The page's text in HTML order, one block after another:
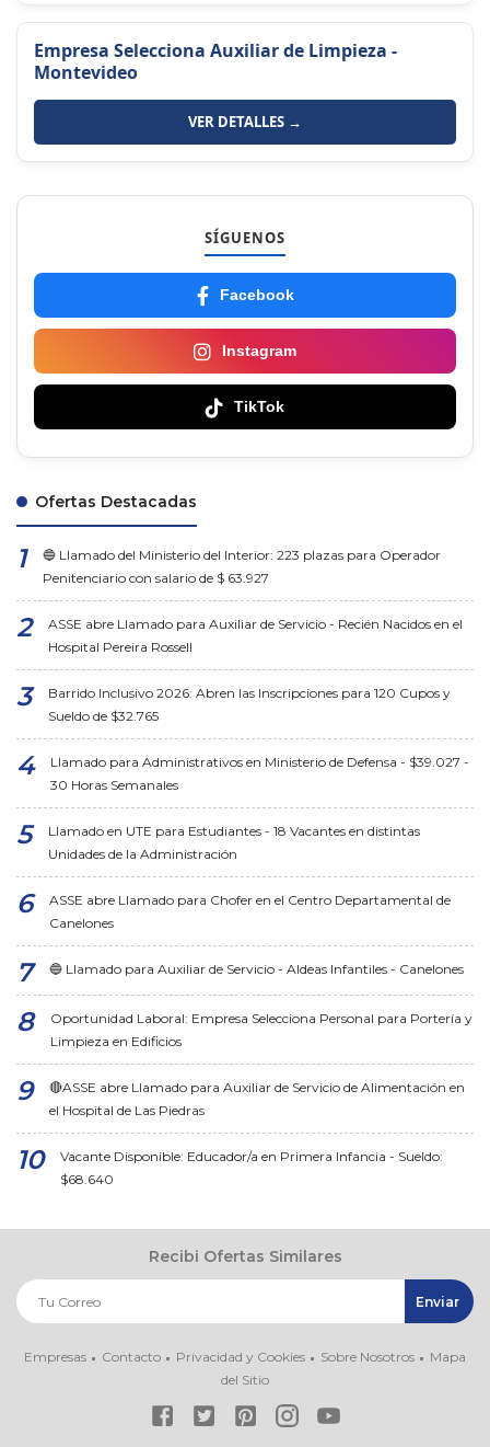
Empresa Selecciona Auxiliar de Limpieza -
Montevideo
VER DETALLES →
SÍGUENOS
Facebook
Instagram
TikTok
Ofertas Destacadas
🔵 Llamado del Ministerio del Interior: 223 plazas para Operador
Penitenciario con salario de $ 63.927
ASSE abre Llamado para Auxiliar de Servicio - Recién Nacidos en el
Hospital Pereira Rossell
Barrido Inclusivo 2026: Abren las Inscripciones para 120 Cupos y
Sueldo de $32.765
Llamado para Administrativos en Ministerio de Defensa - $39.027 -
30 Horas Semanales
Llamado en UTE para Estudiantes - 18 Vacantes en distintas
Unidades de la Administración
ASSE abre Llamado para Chofer en el Centro Departamental de
Canelones
🔵 Llamado para Auxiliar de Servicio - Aldeas Infantiles - Canelones
Oportunidad Laboral: Empresa Selecciona Personal para Portería y
Limpieza en Edificios
🔴ASSE abre Llamado para Auxiliar de Servicio de Alimentación en
el Hospital de Las Piedras
Vacante Disponible: Educador/a en Primera Infancia - Sueldo:
$68.640
Recibi Ofertas Similares
Empresas Contacto Privacidad y Cookies Sobre Nosotros
Mapa
del Sitio